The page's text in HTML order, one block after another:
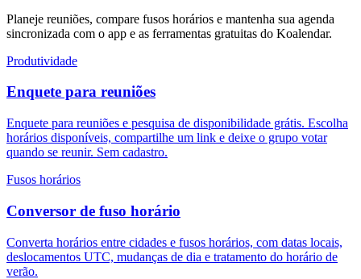
Planeje reuniões, compare fusos horários e mantenha sua agenda
sincronizada com o app e as ferramentas gratuitas do Koalendar.
Produtividade
Enquete para reuniões
Enquete para reuniões e pesquisa de disponibilidade grátis. Escolha
horários disponíveis, compartilhe um link e deixe o grupo votar
quando se reunir. Sem cadastro.
Fusos horários
Conversor de fuso horário
Converta horários entre cidades e fusos horários, com datas locais,
deslocamentos UTC, mudanças de dia e tratamento do horário de
verão.